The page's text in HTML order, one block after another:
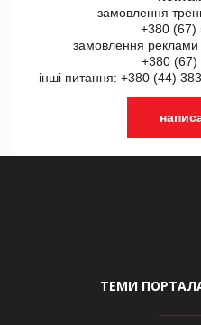
замовлення
+380 (67)
замовлення реклами
+380 (67)
інші питання: +380 (44)
ТЕМИ ПОРТАЛА